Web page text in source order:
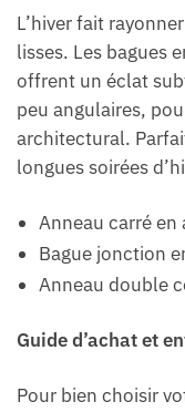
L’hiver fait
lisses. Les bagues
offrent un éclat
peu angulaires,
architectural.
longues soirées
Anneau carré en
Bague jonction
Anneau double
Guide d’achat et
Pour bien choisir